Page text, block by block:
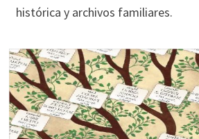
histórica y archivos familiares.